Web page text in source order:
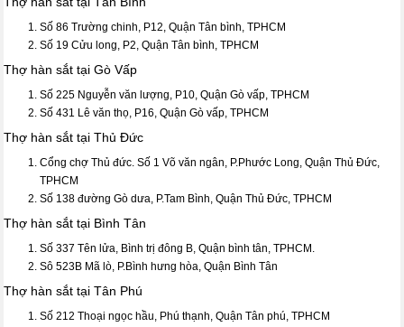
Số 86 Trường chinh, P12, Quận Tân bình, TPHCM
Số 19 Cửu long, P2, Quận Tân bình, TPHCM
Thợ hàn sắt tại Gò Vấp
Số 225 Nguyễn văn lượng, P10, Quận Gò vấp, TPHCM
Số 431 Lê văn thọ, P16, Quận Gò vấp, TPHCM
Thợ hàn sắt tại Thủ Đức
Cổng chợ Thủ đức. Số 1 Võ văn ngân, P.Phước Long, Quận Thủ Đức,
TPHCM
Số 138 đường Gò dưa, P.Tam Bình, Quận Thủ Đức, TPHCM
Thợ hàn sắt tại Bình Tân
Số 337 Tên lửa, Bình trị đông B, Quận bình tân, TPHCM.
Sô 523B Mã lò, P.Bình hưng hòa, Quận Bình Tân
Thợ hàn sắt tại Tân Phú
Số 212 Thoại ngọc hầu, Phú thạnh, Quận Tân phú, TPHCM